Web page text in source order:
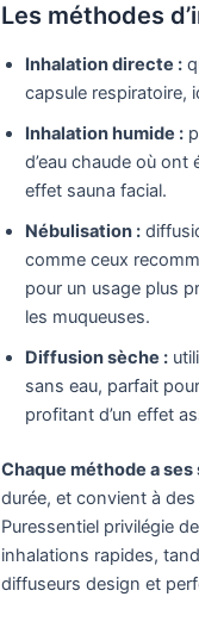
Les méthodes
Inhalation directe :
capsule respiratoire,
Inhalation humide :
d’eau chaude où
effet sauna facial.
Nébulisation :
comme ceux
pour un usage plus
les muqueuses.
Diffusion sèche :
sans eau, parfait
profitant d’un effet
Chaque méthode a
durée, et convient à
Puressentiel privilégie
inhalations rapides,
diffuseurs design et